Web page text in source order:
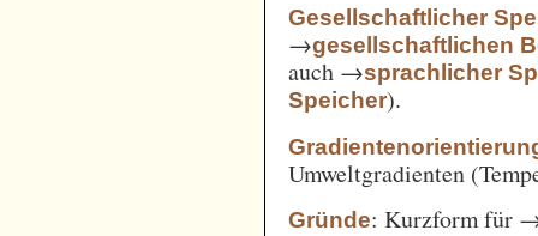
Gesellschaftlicher
→gesellschaftlichen
auch →sprachlicher
Speicher).
Umweltgradienten
Gründe: Kurzform für